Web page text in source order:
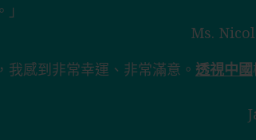
Ms.
我感到非常幸運、非常滿意。 透視中國